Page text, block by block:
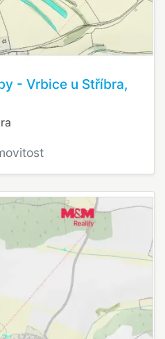
- Vrbice u Stříbra,